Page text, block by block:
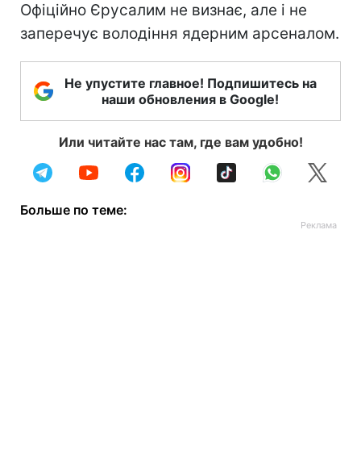
Офіційно Єрусалим не визнає, але і не
заперечує володіння ядерним арсеналом.
Не упустите главное! Подпишитесь на
наши обновления в Google!
Или читайте нас там, где вам удобно!
Больше по теме: